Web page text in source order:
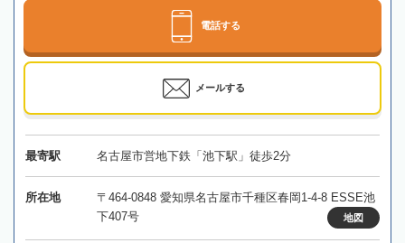
電話する
メールする
最寄駅 名古屋市営地下鉄「池下駅」徒歩2分
所在地
〒464-0848 愛知県名古屋市千種区春岡1-4-8 ESSE池
下407号
地図